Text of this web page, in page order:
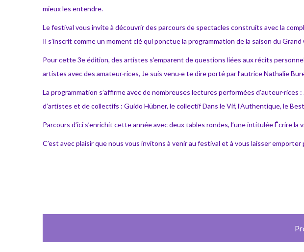
mieux les entendre.
Le festival vous invite à découvrir des parcours de spectacles construits avec la
Il s’inscrit comme un moment clé qui ponctue la programmation de la saison du Grand
Pour cette 3e édition, des artistes s’emparent de questions liées aux récits
artistes avec des amateur·rices, Je suis venu·e te dire porté par l’autrice Nathalie
La programmation s’affirme avec de nombreuses lectures performées
d’artistes et de collectifs : Guido Hübner, le collectif Dans le Vif, l’Authentique, le
Parcours d’ici s’enrichit cette année avec deux tables rondes, l’une intitulée Écrire la
C’est avec plaisir que nous vous invitons à venir au festival et à vous laisser